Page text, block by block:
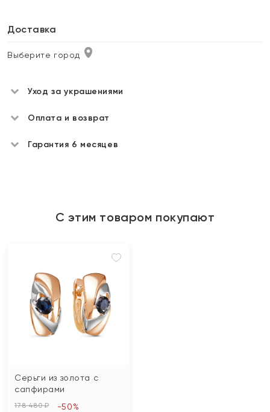
Доставка
Выберите город
Уход за украшениями
Оплата и возврат
Гарантия 6 месяцев
С этим товаром покупают
Серьги из золота с
сапфирами
178 480 ₽ -50%